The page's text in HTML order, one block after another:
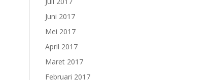
Juni 2017
Mei 2017
April 2017
Maret 2017
Februari 2017